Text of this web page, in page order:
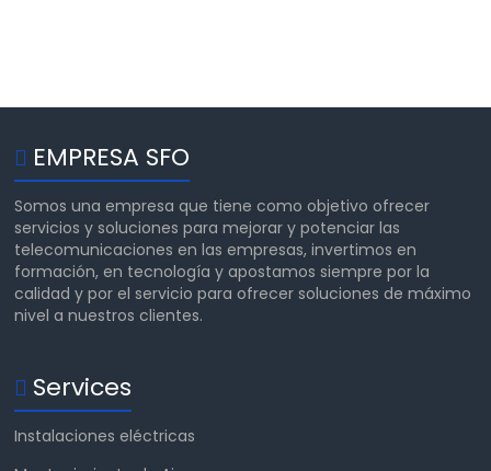
EMPRESA SFO
Somos una empresa que tiene como objetivo ofrecer
servicios y soluciones para mejorar y potenciar las
telecomunicaciones en las empresas, invertimos en
formación, en tecnología y apostamos siempre por la
calidad y por el servicio para ofrecer soluciones de máximo
nivel a nuestros clientes.
Services
Instalaciones eléctricas